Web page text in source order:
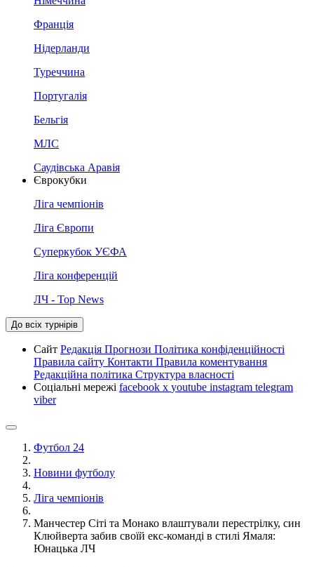
Франція
Нідерланди
Туреччина
Португалія
Бельгія
МЛС
Саудівська Аравія
Єврокубки
Ліга чемпіонів
Ліга Європи
Суперкубок УЄФА
Ліга конференцій
ЛЧ - Top News
До всіх турнірів
Сайт Редакція Прогнози Політика конфіденційності
Правила сайту Контакти Правила коментування
Редакційна політика Структура власності
Соціальні мережі facebook x youtube instagram telegram
viber
Футбол 24
Новини футболу
Ліга чемпіонів
Манчестер Сіті та Монако влаштували перестрілку, син
Клюйверта забив своїй екс-команді в стилі Ямаля:
Юнацька ЛЧ